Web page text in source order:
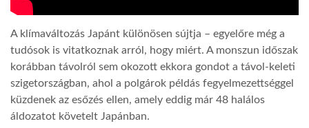
A klímaváltozás Japánt különösen sújtja – egyelőre még a
tudósok is vitatkoznak arról, hogy miért. A monszun időszak
korábban távolról sem okozott ekkora gondot a távol-keleti
szigetországban, ahol a polgárok példás fegyelmezettséggel
küzdenek az esőzés ellen, amely eddig már 48 halálos
áldozatot követelt Japánban.